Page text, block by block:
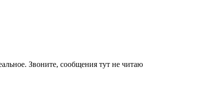
Звоните, сообщения тут не читаю